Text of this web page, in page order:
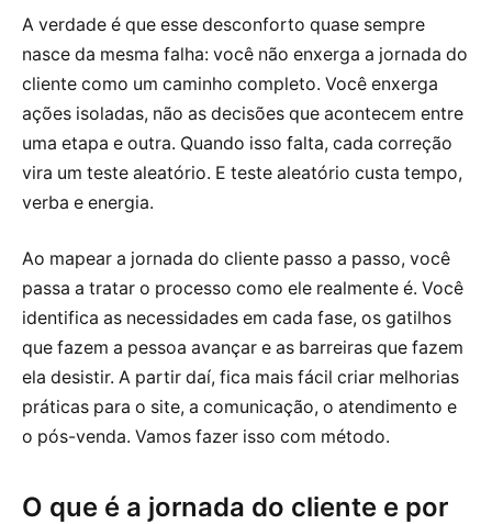
A verdade é que esse desconforto quase sempre
nasce da mesma falha: você não enxerga a jornada do
cliente como um caminho completo. Você enxerga
ações isoladas, não as decisões que acontecem entre
uma etapa e outra. Quando isso falta, cada correção
vira um teste aleatório. E teste aleatório custa tempo,
verba e energia.
Ao mapear a jornada do cliente passo a passo, você
passa a tratar o processo como ele realmente é. Você
identifica as necessidades em cada fase, os gatilhos
que fazem a pessoa avançar e as barreiras que fazem
ela desistir. A partir daí, fica mais fácil criar melhorias
práticas para o site, a comunicação, o atendimento e
o pós-venda. Vamos fazer isso com método.
O que é a jornada do cliente e por